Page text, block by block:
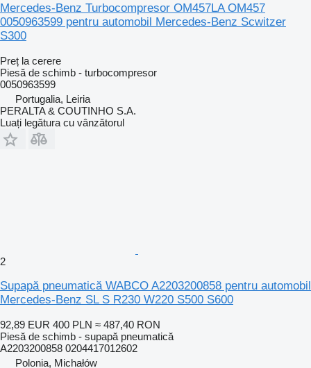
Mercedes-Benz Turbocompresor OM457LA OM457
0050963599 pentru automobil Mercedes-Benz Scwitzer
S300
Preț la cerere
Piesă de schimb - turbocompresor
0050963599
Portugalia, Leiria
PERALTA & COUTINHO S.A.
Luați legătura cu vânzătorul
2
Supapă pneumatică WABCO A2203200858 pentru automobil
Mercedes-Benz SL S R230 W220 S500 S600
92,89 EUR 400 PLN ≈ 487,40 RON
Piesă de schimb - supapă pneumatică
A2203200858 0204417012602
Polonia, Michałów